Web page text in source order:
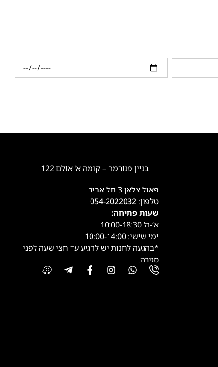
בניין פנורמה – קומה א' אולם 122
פאול צלאן 3 תל אביב
טלפון: 054-2022032
שעות פתיחה:
א’-ה’ 10:00-18:30
ימי שישי: 10:00-14:00
*בהגעה לחנות יש להגיע עד חצי שעה לפני
סגירה.